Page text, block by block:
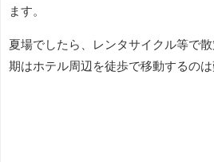
ます。
夏場でしたら、レンタサイクル等で
期はホテル周辺を徒歩で移動するのは